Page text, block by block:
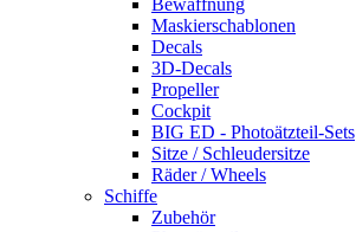
Bewaffnung
Maskierschablonen
Decals
3D-Decals
Propeller
Cockpit
BIG ED - Photoätzteil-Sets
Sitze / Schleudersitze
Räder / Wheels
Schiffe
Zubehör